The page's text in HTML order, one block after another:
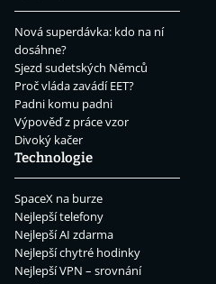
Nová superdávka: kdo na ní
dosáhne?
Sjezd sudetských Němců
Proč vláda zavádí EET?
Padni komu padni
Výpověď z práce vzor
Divoký kačer
Technologie
SpaceX na burze
Nejlepší telefony
Nejlepší AI zdarma
Nejlepší chytré hodinky
Nejlepší VPN – srovnání